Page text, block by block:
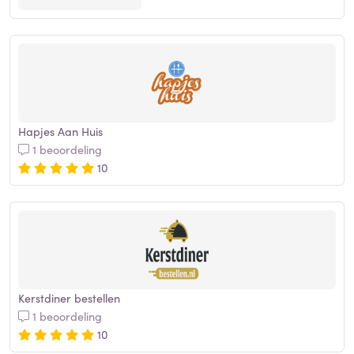
Hapjes Aan Huis
1 beoordeling
10
Kerstdiner bestellen
1 beoordeling
10